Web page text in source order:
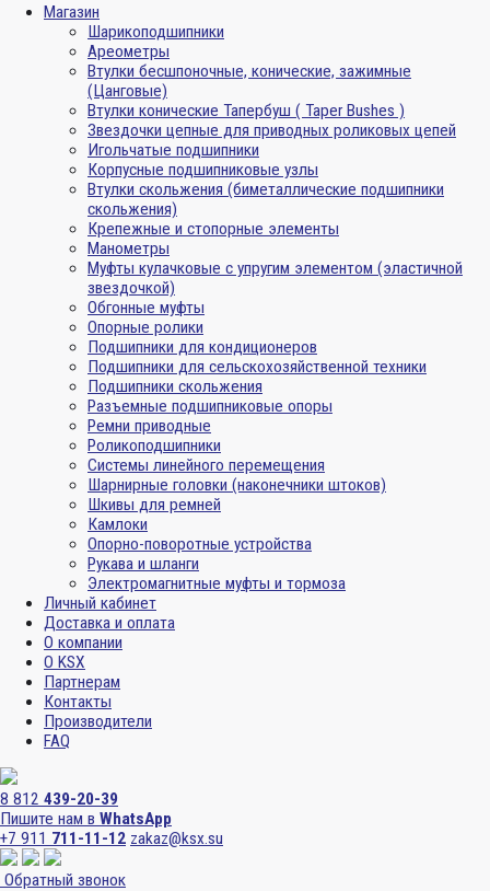
Магазин
Шарикоподшипники
Ареометры
Втулки бесшпоночные, конические, зажимные
(Цанговые)
Втулки конические Тапербуш ( Taper Bushes )
Звездочки цепные для приводных роликовых цепей
Игольчатые подшипники
Корпусные подшипниковые узлы
Втулки скольжения (биметаллические подшипники
скольжения)
Крепежные и стопорные элементы
Манометры
Муфты кулачковые с упругим элементом (эластичной
звездочкой)
Обгонные муфты
Опорные ролики
Подшипники для кондиционеров
Подшипники для сельскохозяйственной техники
Подшипники скольжения
Разъемные подшипниковые опоры
Ремни приводные
Роликоподшипники
Системы линейного перемещения
Шарнирные головки (наконечники штоков)
Шкивы для ремней
Камлоки
Опорно-поворотные устройства
Рукава и шланги
Электромагнитные муфты и тормоза
Личный кабинет
Доставка и оплата
О компании
О KSX
Партнерам
Контакты
Производители
FAQ
8 812 439-20-39
Пишите нам в WhatsApp
+7 911 711-11-12 zakaz@ksx.su
Обратный звонок